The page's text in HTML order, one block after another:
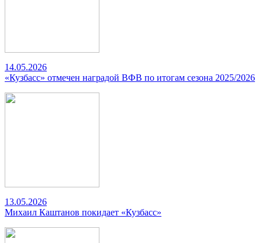
14.05.2026
«Кузбасс» отмечен наградой ВФВ по итогам сезона 2025/2026
13.05.2026
Михаил Каштанов покидает «Кузбасс»